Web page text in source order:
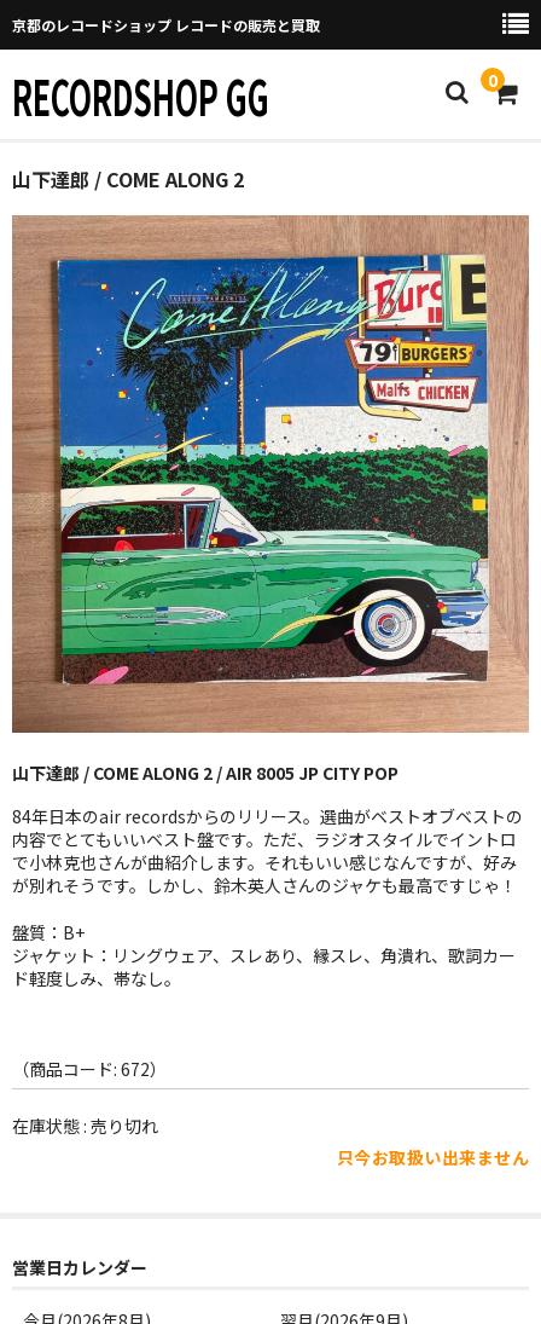
京都のレコードショップ レコードの販売と買取
RECORDSHOP GG 0
Home
マイページ
GGについて
買取について
取り置きなどについて
Categories
New Arrivals
新譜
GG RECORD （当店のレーベル）
全商品
JAZZ-US
BLUE NOTE
JAZZ-EU
JAZZ-JP
JAZZ-VOCAL
J-POP
ROCK
WORLD
その他
山下達郎 / COME ALONG 2
山下達郎 / COME ALONG 2 / AIR 8005 JP CITY POP
84年日本のair recordsからのリリース。選曲がベストオブベストの
内容でとてもいいベスト盤です。ただ、ラジオスタイルでイントロ
で小林克也さんが曲紹介します。それもいい感じなんですが、好み
が別れそうです。しかし、鈴木英人さんのジャケも最高ですじゃ！
盤質：B+
ジャケット：リングウェア、スレあり、縁スレ、角潰れ、歌詞カー
ド軽度しみ、帯なし。
（商品コード: 672）
在庫状態 : 売り切れ
只今お取扱い出来ません
営業日カレンダー